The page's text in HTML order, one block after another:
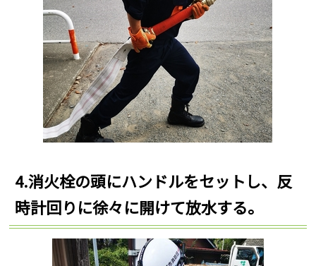
4.消火栓の頭にハンドルをセットし、反
時計回りに徐々に開けて放水する。